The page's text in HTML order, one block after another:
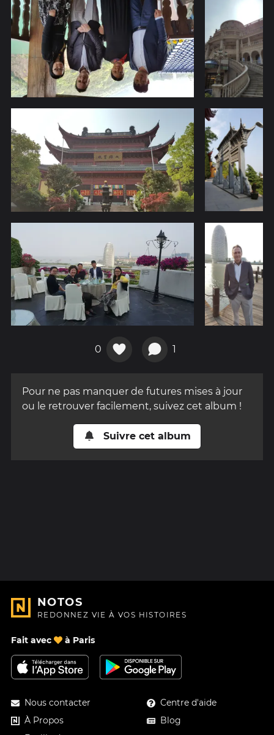
0 1
Pour ne pas manquer de futures mises à jour
ou le retrouver facilement, suivez cet album !
Suivre cet album
NOTOS
REDONNEZ VIE À VOS HISTOIRES
Fait avec à Paris
Nous contacter
À Propos
Centre d'aide
Blog